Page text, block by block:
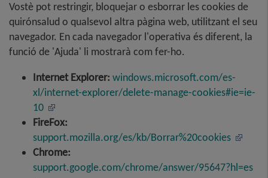
Vostè pot restringir, bloquejar o esborrar les cookies de
quirónsalud o qualsevol altra pàgina web, utilitzant el seu
navegador. En cada navegador l'operativa és diferent, la
funció de 'Ajuda' li mostrarà com fer-ho.
Internet Explorer: windows.microsoft.com/es-
xl/internet-explorer/delete-manage-cookies#ie=ie-
10
FireFox:
support.mozilla.org/es/kb/Borrar%20cookies
Chrome:
support.google.com/chrome/answer/95647?hl=es